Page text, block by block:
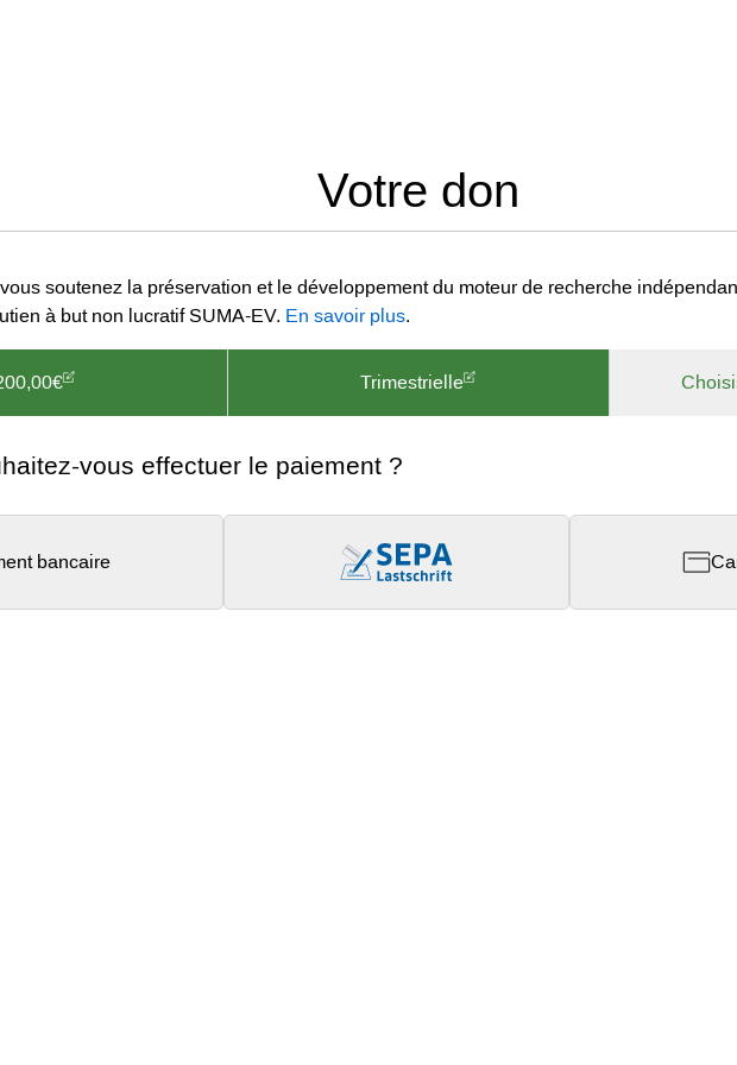
Votre don
soutenez la préservation et le développement du moteur de recherche
à but non lucratif SUMA-EV. En savoir plus.
Trimestrielle
vous effectuer le paiement ?
bancaire